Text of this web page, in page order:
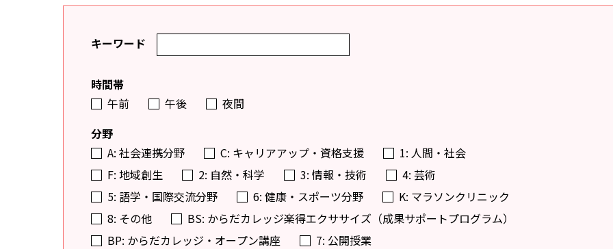
キーワード
時間帯
午前
午後
夜間
分野
A: 社会連携分野
C: キャリアアップ・資格支援
1: 人間・社会
F: 地域創生
2: 自然・科学 3: 情報・技術
4: 芸術
5: 語学・国際交流分野
6: 健康・スポーツ分野
K: マラソンクリニック
8: その他
BS: からだカレッジ楽得エクササイズ（成果サポートプログラム）
BP: からだカレッジ・オープン講座
7: 公開授業